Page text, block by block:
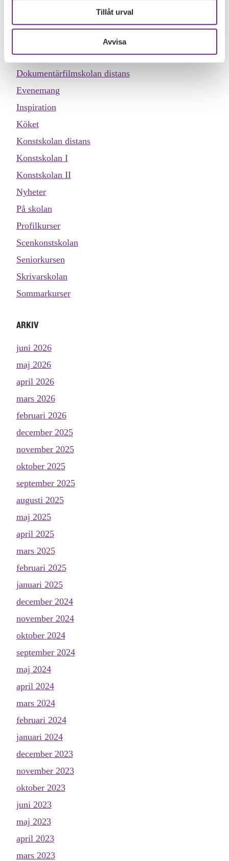
Tillåt urval
Avvisa
Allmän kurs
Dokumentärfilmskolan
Dokumentärfilmskolan distans
Evenemang
Inspiration
Köket
Konstskolan distans
Konstskolan I
Konstskolan II
Nyheter
På skolan
Profilkurser
Scenkonstskolan
Seniorkursen
Skrivarskolan
Sommarkurser
ARKIV
juni 2026
maj 2026
april 2026
mars 2026
februari 2026
december 2025
november 2025
oktober 2025
september 2025
augusti 2025
maj 2025
april 2025
mars 2025
februari 2025
januari 2025
december 2024
november 2024
oktober 2024
september 2024
maj 2024
april 2024
mars 2024
februari 2024
januari 2024
december 2023
november 2023
oktober 2023
juni 2023
maj 2023
april 2023
mars 2023